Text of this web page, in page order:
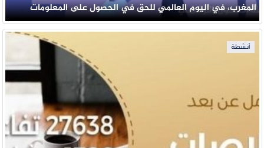
المغرب، في اليوم العالمي للحق في الحصول على المعلومات
أنشطة